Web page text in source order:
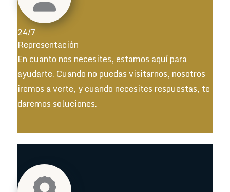
24/7
Representación
En cuanto nos necesites, estamos aquí para
ayudarte. Cuando no puedas visitarnos, nosotros
iremos a verte, y cuando necesites respuestas, te
daremos soluciones.